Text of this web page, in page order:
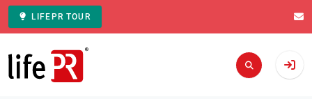
LIFEPR TOUR
Zur Startseite